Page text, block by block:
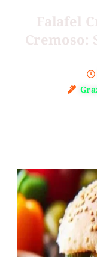
Falafel
Cremoso: